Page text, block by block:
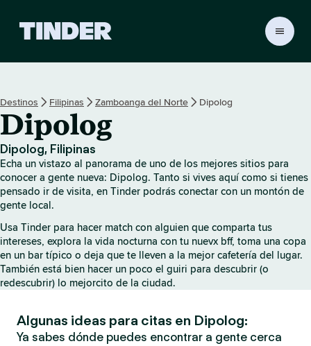
r
c
i
o
Destinos Filipinas Zamboanga del Norte Dipolog
Dipolog
Dipolog, Filipinas
Echa un vistazo al panorama de uno de los mejores sitios para
conocer a gente nueva: Dipolog. Tanto si vives aquí como si tienes
pensado ir de visita, en Tinder podrás conectar con un montón de
gente local.
Usa Tinder para hacer match con alguien que comparta tus
intereses, explora la vida nocturna con tu nuevx bff, toma una copa
en un bar típico o deja que te lleven a la mejor cafetería del lugar.
También está bien hacer un poco el guiri para descubrir (o
redescubrir) lo mejorcito de la ciudad.
Algunas ideas para citas en Dipolog:
Ya sabes dónde puedes encontrar a gente cerca